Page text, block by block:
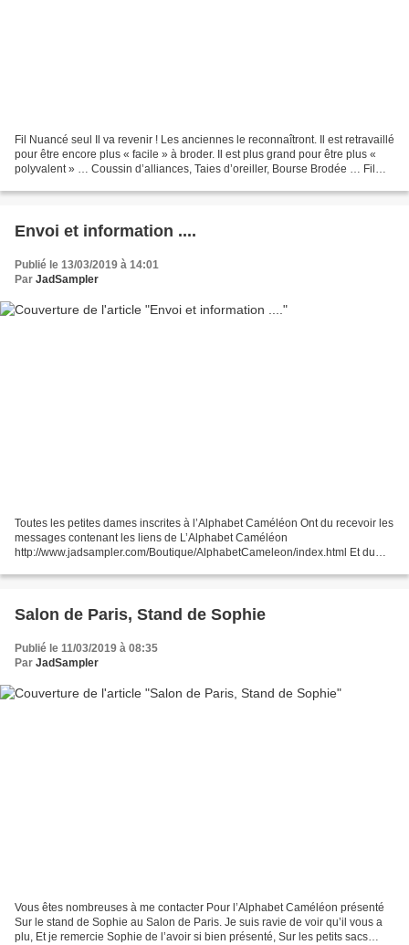
Fil Nuancé seul Il va revenir ! Les anciennes le reconnaîtront. Il est retravaillé
pour être encore plus « facile » à broder. Il est plus grand pour être plus «
polyvalent » … Coussin d’alliances, Taies d’oreiller, Bourse Brodée … Fil
Envoi et information ....
Publié le 13/03/2019 à 14:01
Par JadSampler
Toutes les petites dames inscrites à l’Alphabet Caméléon Ont du recevoir les
messages contenant les liens de L’Alphabet Caméléon
http://www.jadsampler.com/Boutique/AlphabetCameleon/index.html Et du
Salon de Paris, Stand de Sophie
Publié le 11/03/2019 à 08:35
Par JadSampler
Vous êtes nombreuses à me contacter Pour l’Alphabet Caméléon présenté
Sur le stand de Sophie au Salon de Paris. Je suis ravie de voir qu’il vous a
plu, Et je remercie Sophie de l’avoir si bien présenté, Sur les petits sacs